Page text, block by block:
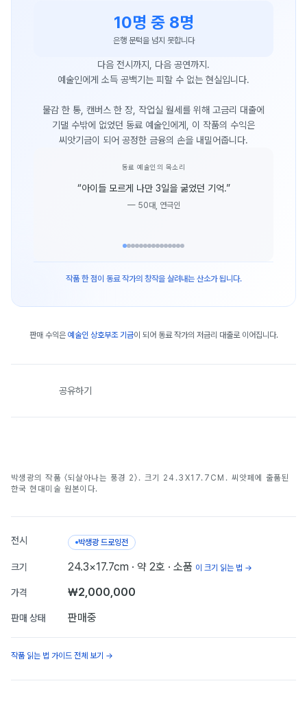
10명 중 8명
은행 문턱을 넘지 못합니다
다음 전시까지, 다음 공연까지.
예술인에게 소득 공백기는 피할 수 없는 현실입니다.
물감 한 통, 캔버스 한 장, 작업실 월세를 위해 고금리 대출에
기댈 수밖에 없었던 동료 예술인에게, 이 작품의 수익은
씨앗기금이 되어 공정한 금융의 손을 내밀어줍니다.
동료 예술인의 목소리
“아이들 모르게 나만 3일을 굶었던 기억.”
— 50대, 연극인
작품 한 점이 동료 작가의 창작을 살려내는 산소가 됩니다.
판매 수익은 예술인 상호부조 기금이 되어 동료 작가의 저금리 대출로 이어집니다.
공유하기
박생광
박생광의 작품 〈되살아나는 풍경 2〉. 크기 24.3X17.7CM. 씨앗페에 출품된
한국 현대미술 원본이다.
전시 박생광 드로잉전
크기 24.3×17.7cm · 약 2호 · 소품 이 크기 읽는 법 →
가격 ₩2,000,000
판매 상태 판매중
작품 읽는 법 가이드 전체 보기 →